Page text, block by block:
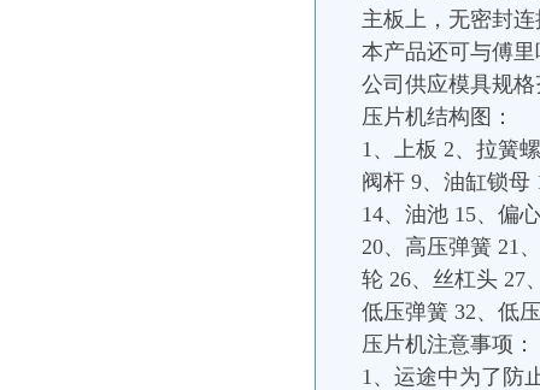
主板上，无密封
本产品还可与傅
公司供应模具规
压片机结构图：
1、上板 2、拉簧
阀杆 9、油缸锁母
14、油池 15、偏
20、高压弹簧 21
轮 26、丝杠头 27
低压弹簧 32、低
压片机注意事项：
1、运途中为了防